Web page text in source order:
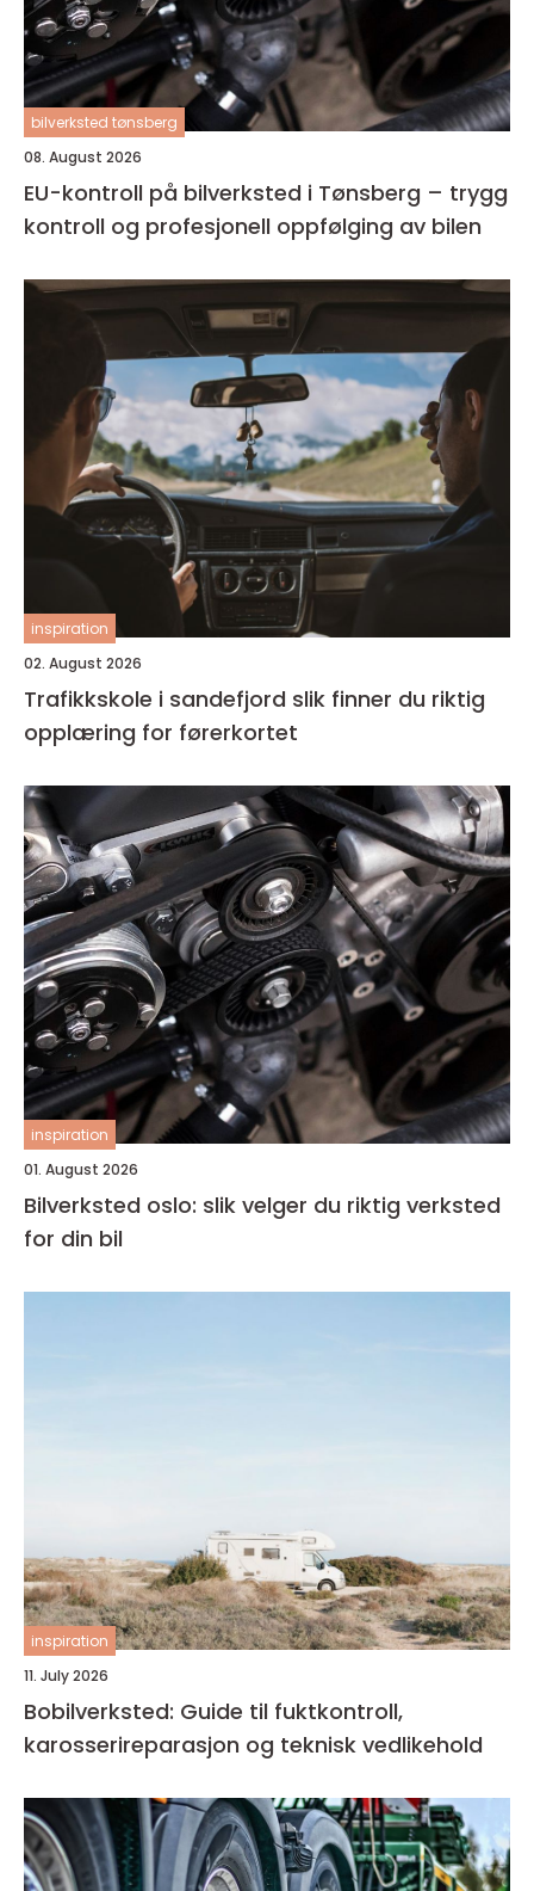
bilverksted tønsberg
08. August 2026
EU-kontroll på bilverksted i Tønsberg – trygg
kontroll og profesjonell oppfølging av bilen
inspiration
02. August 2026
Trafikkskole i sandefjord slik finner du riktig
opplæring for førerkortet
inspiration
01. August 2026
Bilverksted oslo: slik velger du riktig verksted
for din bil
inspiration
11. July 2026
Bobilverksted: Guide til fuktkontroll,
karosserireparasjon og teknisk vedlikehold